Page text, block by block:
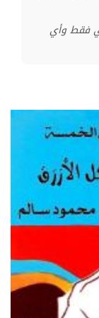
فقط وأي